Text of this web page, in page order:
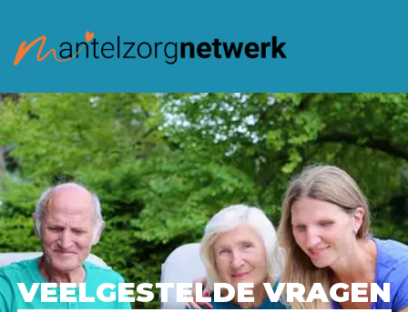
VEELGESTELDE VRAGEN